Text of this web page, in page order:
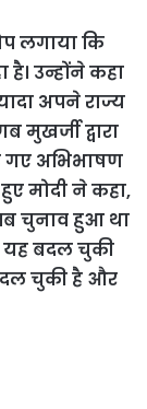
लगाया कि
उन्होंने कहा
अपने राज्य
मुखर्जी द्वारा
गए अभिभाषण
मोदी ने कहा,
चुनाव हुआ था
बदल चुकी
चुकी है और